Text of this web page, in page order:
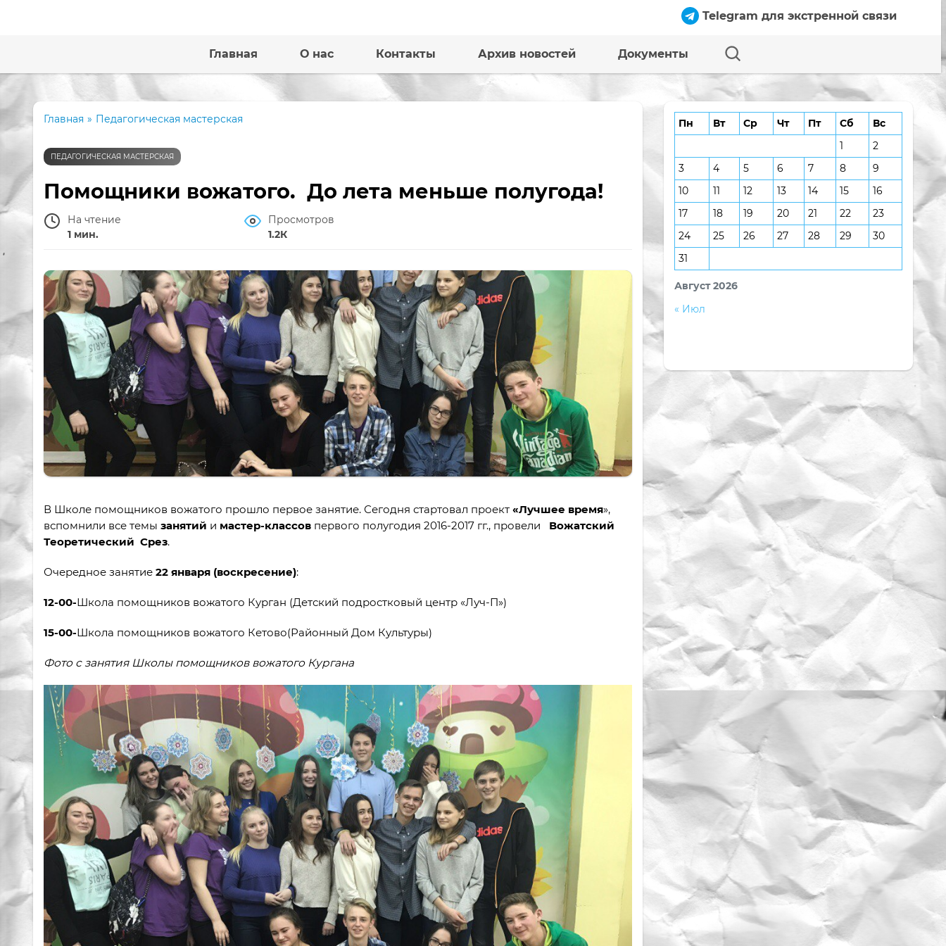
Telegram для экстренной связи
Главная О нас Контакты Архив новостей Документы
Главная » Педагогическая мастерская
ПЕДАГОГИЧЕСКАЯ МАСТЕРСКАЯ
Помощники вожатого. До лета меньше полугода!
На чтение
1 мин.
Просмотров
1.2К
В Школе помощников вожатого прошло первое занятие. Сегодня стартовал проект «Лучшее время»,
вспомнили все темы занятий и мастер-классов первого полугодия 2016-2017 гг., провели Вожатский
Теоретический Срез.
Очередное занятие 22 января (воскресение):
12-00-Школа помощников вожатого Курган (Детский подростковый центр «Луч-П»)
15-00-Школа помощников вожатого Кетово(Районный Дом Культуры)
Фото с занятия Школы помощников вожатого Кургана
Август 2026
Пн Вт Ср Чт Пт Сб
Вс
1
2
3
4 5 6 7 8
9
10
11 12 13 14 15
16
17
18 19 20 21 22
23
24
25 26 27 28 29
30
31
« Июл